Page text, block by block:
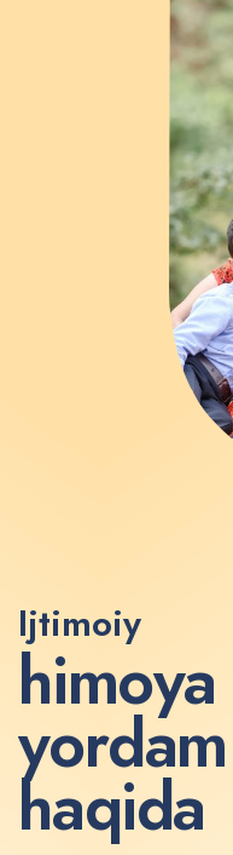
Ijtimoiy
himoya
yordam
haqida